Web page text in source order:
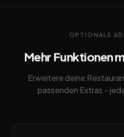
OPTIONALE
Mehr Funktionen
Erweitere deine
passenden Extras –